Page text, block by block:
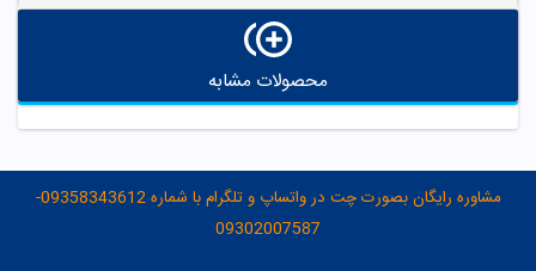
محصولات مشابه
مشاوره رایگان بصورت چت در واتساپ و تلگرام با شماره 09358343612-
09302007587